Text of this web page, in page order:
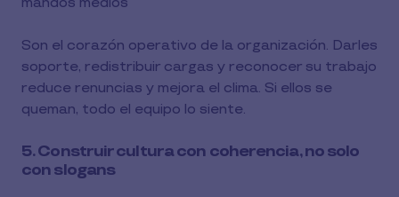
Son el corazón operativo de la organización. Darles
soporte, redistribuir cargas y reconocer su trabajo
reduce renuncias y mejora el clima. Si ellos se
queman, todo el equipo lo siente.
5. Construir cultura con coherencia, no solo
con slogans